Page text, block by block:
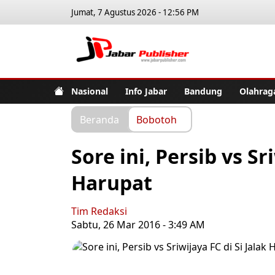
Jumat, 7 Agustus 2026 - 12:56 PM
Nasional Info Jabar Bandung
Beranda Bobotoh
Sore ini, Persib vs
Harupat
Tim Redaksi
Sabtu, 26 Mar 2016 - 3:49 AM